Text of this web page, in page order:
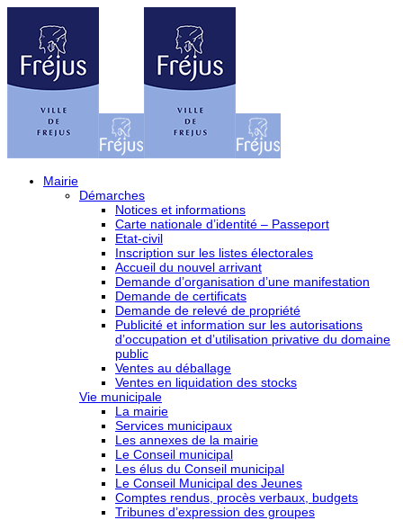
Mairie
Démarches
Notices et informations
Carte nationale d’identité – Passeport
Etat-civil
Inscription sur les listes électorales
Accueil du nouvel arrivant
Demande d’organisation d’une manifestation
Demande de certificats
Demande de relevé de propriété
Publicité et information sur les autorisations
d’occupation et d’utilisation privative du domaine
public
Ventes au déballage
Ventes en liquidation des stocks
Vie municipale
La mairie
Services municipaux
Les annexes de la mairie
Le Conseil municipal
Les élus du Conseil municipal
Le Conseil Municipal des Jeunes
Comptes rendus, procès verbaux, budgets
Tribunes d’expression des groupes